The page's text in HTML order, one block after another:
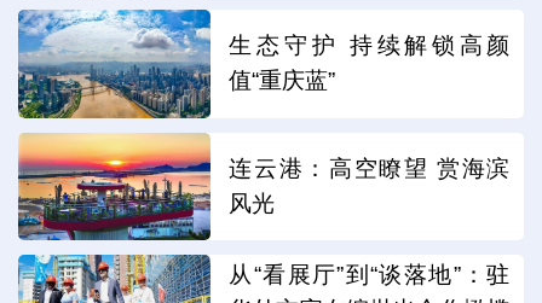
生态守护 持续解锁高颜
值“重庆蓝”
连云港：高空瞭望 赏海滨
风光
从“看展厅”到“谈落地”：驻